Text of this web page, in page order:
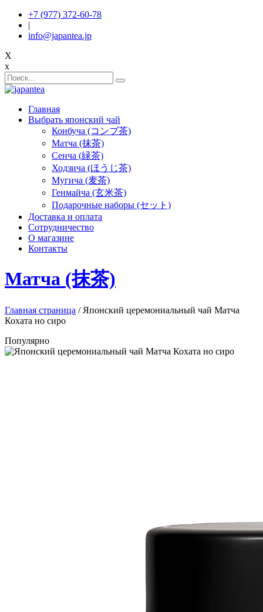
+7 (977) 372-60-78
|
info@japantea.jp
X
x
Главная
Выбрать японский чай
Конбуча (コンブ茶)
Матча (抹茶)
Сенча (緑茶)
Ходзича (ほうじ茶)
Мугича (麦茶)
Генмайча (玄米茶)
Подарочные наборы (セット)
Доставка и оплата
Сотрудничество
О магазине
Контакты
Матча (抹茶)
Главная страница / Японский церемониальный чай Матча
Кохата но сиро
Популярно